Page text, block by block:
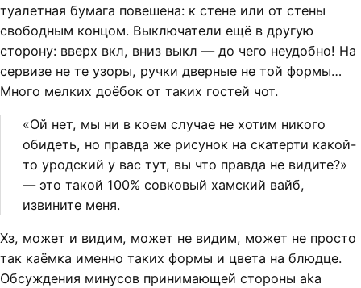
туалетная бумага повешена: к стене или от стены
свободным концом. Выключатели ещё в другую
сторону: вверх вкл, вниз выкл — до чего неудобно! На
сервизе не те узоры, ручки дверные не той формы…
Много мелких доёбок от таких гостей чот.
«Ой нет, мы ни в коем случае не хотим никого
обидеть, но правда же рисунок на скатерти какой-
то уродский у вас тут, вы что правда не видите?»
— это такой 100% совковый хамский вайб,
извините меня.
Хз, может и видим, может не видим, может не просто
так каёмка именно таких формы и цвета на блюдце.
Обсуждения минусов принимающей стороны aka